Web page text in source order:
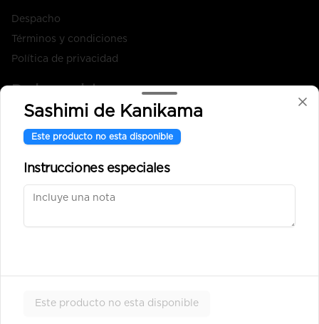
Despacho
Términos y condiciones
Política de privacidad
Redes sociales
Facebook
Iniciar sesión
Sashimi de Kanikama
Este producto no esta disponible
Instrucciones especiales
Este producto no esta disponible